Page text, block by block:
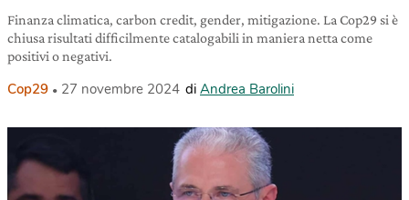
Finanza climatica, carbon credit, gender, mitigazione. La Cop29 si è
chiusa risultati difficilmente catalogabili in maniera netta come
positivi o negativi.
Cop29 27 novembre 2024 di Andrea Barolini